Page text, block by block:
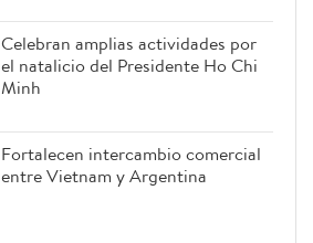
Celebran amplias actividades por
el natalicio del Presidente Ho Chi
Minh
Fortalecen intercambio comercial
entre Vietnam y Argentina